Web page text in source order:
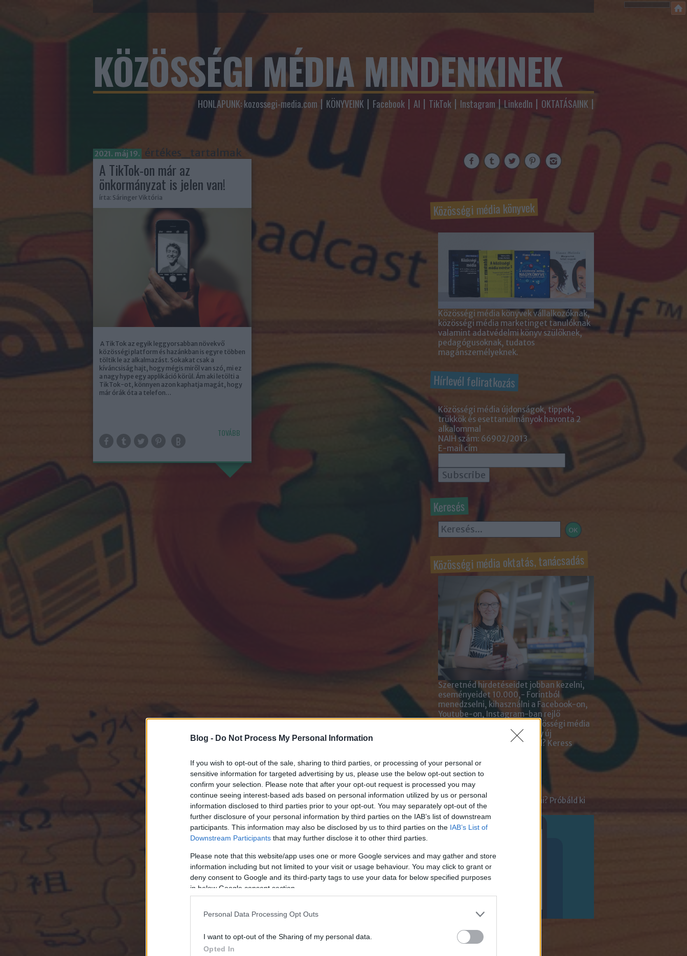
Blog - Do Not Process My Personal Information
If you wish to opt-out of the sale, sharing to third parties, or processing of your personal or
sensitive information for targeted advertising by us, please use the below opt-out section to
confirm your selection. Please note that after your opt-out request is processed you may
continue seeing interest-based ads based on personal information utilized by us or personal
information disclosed to third parties prior to your opt-out. You may separately opt-out of the
further disclosure of your personal information by third parties on the IAB’s list of downstream
participants. This information may also be disclosed by us to third parties on the IAB’s List of
Downstream Participants that may further disclose it to other third parties.
Please note that this website/app uses one or more Google services and may gather and store
information including but not limited to your visit or usage behaviour. You may click to grant or
deny consent to Google and its third-party tags to use your data for below specified purposes
in below Google consent section.
Personal Data Processing Opt Outs
I want to opt-out of the Sharing of my personal data.
Opted In
KÖZÖSSÉGI MÉDIA MINDENKINEK
HONLAPUNK: kozossegi-media.com KÖNYVEINK Facebook AI TikTok Instagram LinkedIn OKTATÁSAINK
Címkék» értékes_tartalmak
2021. máj 19.
A TikTok-on már az
önkormányzat is jelen van!
írta: Sáringer Viktória
A TikTok az egyik leggyorsabban növekvő
közösségi platform és hazánkban is egyre többen
töltik le az alkalmazást. Sokakat csak a
kíváncsiság hajt, hogy mégis miről van szó, mi ez
a nagy hype egy applikáció körül. Ám aki letölti a
TikTok-ot, könnyen azon kaphatja magát, hogy
már órák óta a telefon…
TOVÁBB
Közösségi média könyvek
Közösségi média könyvek vállalkozóknak,
közösségi média marketinget tanulóknak
valamint adatvédelmi könyv szülőknek,
pedagógusoknak, tudatos
magánszemélyeknek.
Hírlevél feliratkozás
Közösségi média újdonságok, tippek,
trükkök és esettanulmányok havonta 2
alkalommal
NAIH szám: 66902/2013
E-mail cím
Keresés
Közösségi média oktatás, tanácsadás
Szeretnéd hirdetéseidet jobban kezelni,
eseményeidet 10.000,- Forintból
menedzselni, kihasználni a Facebook-on,
Youtube-on, Instagram-ban rejlő
lehetőségeket? Kiadnád közösségi média
oldalai kezelését? Netán egy új
alkalmazásra van szükséged? Keress
Chatbot
Szeretnél velünk beszélgetni? Próbáld ki
Messenger Chatbotunkat!
Facebook oldaldoboz